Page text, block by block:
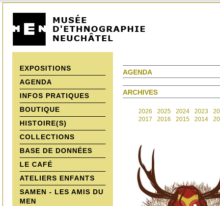
EXPOSITIONS
AGENDA
INFOS PRATIQUES
BOUTIQUE
HISTOIRE(S)
COLLECTIONS
BASE DE DONNÉES
LE CAFÉ
ATELIERS ENFANTS
SAMEN - LES AMIS DU
MEN
AGENDA
ARCHIVES
2026 2025 2024 2023
2017
2016 2015 2014